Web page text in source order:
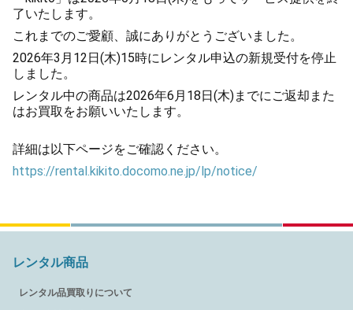
了いたします。
これまでのご愛顧、誠にありがとうございました。
2026年3月12日(木)15時にレンタル申込の新規受付を停止
しました。
レンタル中の商品は2026年6月18日(木)までにご返却また
はお買取をお願いいたします。
詳細は以下ページをご確認ください。
https://rental.kikito.docomo.ne.jp/lp/notice/
レンタル商品
レンタル品買取りについて